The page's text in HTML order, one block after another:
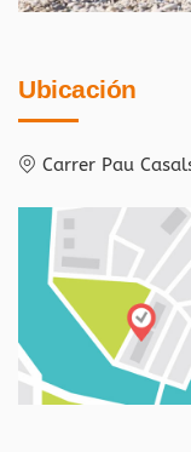
Ubicación
Carrer Pau